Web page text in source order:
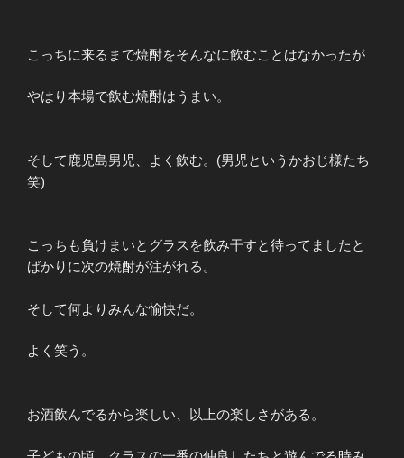
こっちに来るまで焼酎をそんなに飲むことはなかったが
やはり本場で飲む焼酎はうまい。
そして鹿児島男児、よく飲む。(男児というかおじ様たち
笑)
こっちも負けまいとグラスを飲み干すと待ってましたと
ばかりに次の焼酎が注がれる。
そして何よりみんな愉快だ。
よく笑う。
お酒飲んでるから楽しい、以上の楽しさがある。